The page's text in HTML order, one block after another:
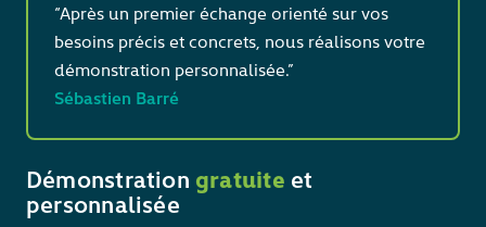
“Après un premier échange orienté sur vos
besoins précis et concrets, nous réalisons votre
démonstration personnalisée.”
Sébastien Barré
Démonstration gratuite et
personnalisée